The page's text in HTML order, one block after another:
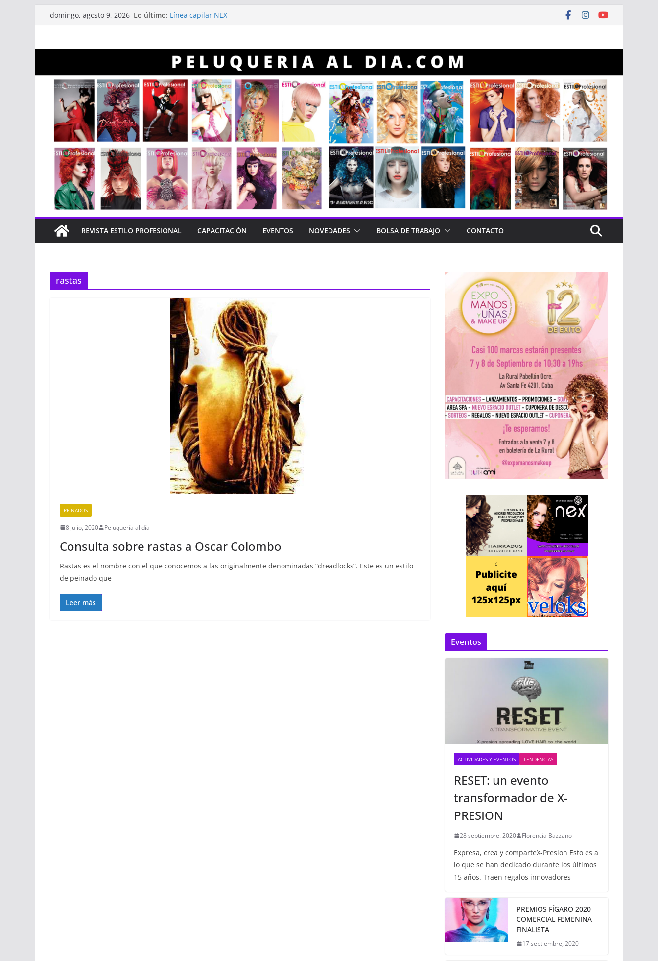
Saltardomingo, agosto 9, 2026 Lo último: Infaltables a la hora de hacer color
Revistas Estilo Profesional año 2023
REVISTA ESTILO PROFESIONAL CAPACITACIÓN EVENTOS NOVEDADES BOLSA DE TRABAJO CONTACTO
rastas
PEINADOS
8 julio, 2020 Peluquería al día
Consulta sobre rastas a Oscar Colombo
Rastas es el nombre con el que conocemos a las originalmente denominadas “dreadlocks”. Este es un estilo
de peinado que
Leer más
Eventos
ACTIVIDADES Y EVENTOS TENDENCIAS
RESET: un evento
transformador de X-
PRESION
28 septiembre, 2020 Florencia Bazzano
Expresa, crea y comparteX-Presion Esto es a
lo que se han dedicado durante los últimos
15 años. Traen regalos innovadores
PREMIOS FÍGARO 2020
COMERCIAL FEMENINA
FINALISTA
17 septiembre, 2020